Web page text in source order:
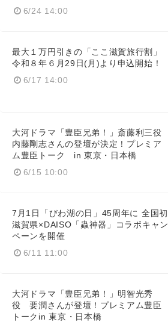
6/24 14:00
最大１万円引きの「ここ滋賀旅行割」
令和８年６月29日(月)より申込開始！
6/17 14:00
大河ドラマ「豊臣兄弟！」斎藤利三役
内藤剛志さんの登壇が決定！プレミア
ム豊臣トーク in 東京・日本橋
6/15 10:00
7月1日「びわ湖の日」45周年に 全国初
滋賀県×DAISO「蟲神器」コラボキャン
ペーンを開催
6/11 11:00
大河ドラマ「豊臣兄弟！」明智光秀
役 要潤さんが登壇！プレミアム豊臣
トークin 東京・日本橋